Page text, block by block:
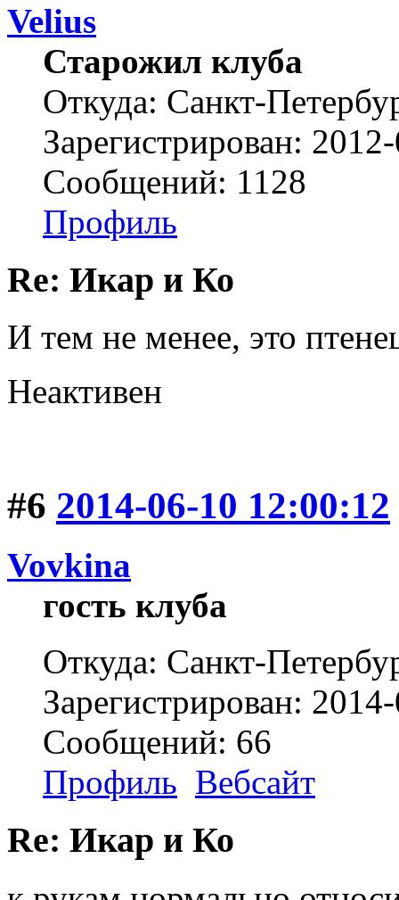
Velius
Старожил клуба
Откуда: Санкт-
Зарегистрирован:
Сообщений: 1128
Профиль
Re: Икар и Ко
И тем не менее, это
Неактивен
#6 2014-06-10 12:00:12
Vovkina
гость клуба
Откуда: Санкт-
Зарегистрирован:
Сообщений: 66
Профиль Вебсайт
Re: Икар и Ко